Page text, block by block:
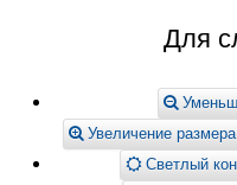
Для
Увеличение
Светлый